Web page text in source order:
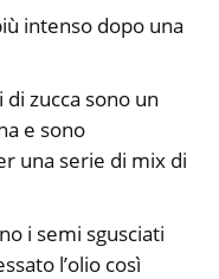
intenso dopo una
di zucca sono un
e sono
una serie di mix di
i semi sgusciati
l’olio così